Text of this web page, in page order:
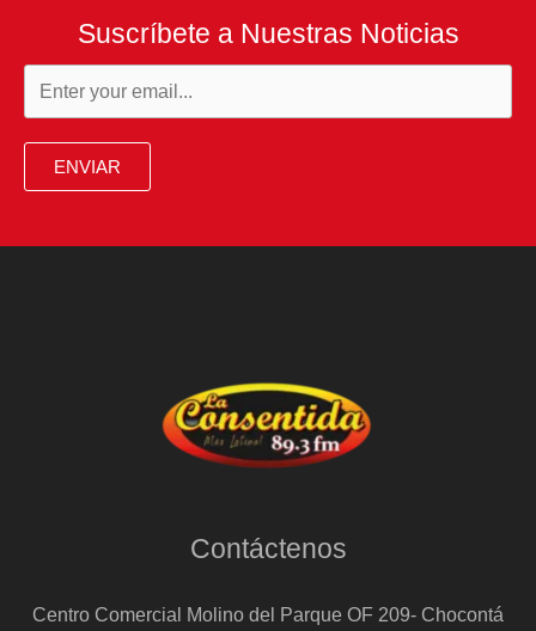
Suscríbete a Nuestras Noticias
ENVIAR
Contáctenos
Centro Comercial Molino del Parque OF 209- Chocontá